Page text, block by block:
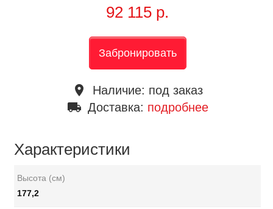
92 115 р.
Забронировать
place Наличие: под заказ
local_shipping Доставка: подробнее
Характеристики
Высота (см)
177,2